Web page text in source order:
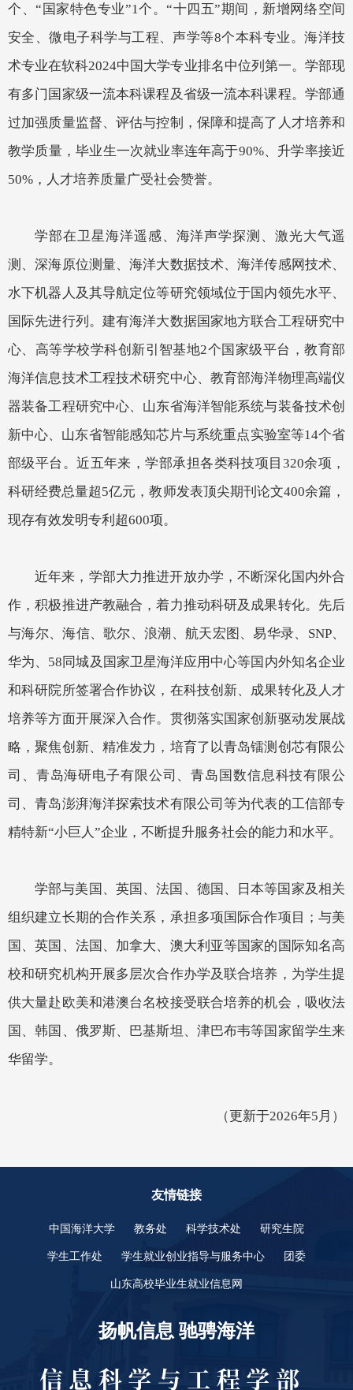
个、“国家特色专业”1个 。“十四五”期间，新增网络空间
安全、微电子科学与工程、声学等8个本科专业。海洋技
术专业在软科2024中国大学专业排名中位列第一。学部现
有多门国家级一流本科课程及省级一流本科课程。学部通
过加强质量监督、评估与控制，保障和提高了人才培养和
教学质量，毕业生一次就业率连年高于90%、升学率接近
50% ，人才培养质量广受社会赞誉。
学部在卫星海洋遥感、海洋声学探测、激光大气遥
测、深海原位测量、海洋大数据技术、海洋传感网技术、
水下机器人及其导航定位等研究领域位于国内领先水平、
国际先进行列。建有海洋大数据国家地方联合工程研究中
心、高等学校学科创新引智基地2个国家级平台，教育部
海洋信息技术工程技术研究中心、教育部海洋物理高端仪
器装备工程研究中心、山东省海洋智能系统与装备技术创
新中心、山东省智能感知芯片与系统重点实验室等14个省
部级平台。近五年来，学部承担各类科技项目 320余项，
科研经费总量超5亿元，教师发表顶尖期刊论文400余篇，
现存有效发明专利超600项。
近年来，学部大力推进开放办学，不断深化国内外合
作，积极推进产教融合，着力推动科研及成果转化。先后
与海尔、海信、歌尔、浪潮、航天宏图、易华录、 SNP、
华为、 58同城及国家卫星海洋应用中心等国内外知名企业
和科研院所签署合作协议，在科技创新、成果转化及人才
培养等方面开展深入合作。贯彻落实国家创新驱动发展战
略，聚焦创新、精准发力，培育了以青岛镭测创芯有限公
司、青岛海研电子有限公司、青岛国数信息科技有限公
司、青岛澎湃海洋探索技术有限公司 等为代表的工信部专
精特新“小巨人”企业，不断提升服务社会的能力和水平。
学部与美国、英国、法国、德国、日本等国家及相关
组织建立长期的合作关系，承担多项国际合作项目；与美
国、英国、法国、加拿大、澳大利亚等国家的国际知名高
校和研究机构开展多层次合作办学及联合培养，为学生提
供大量赴欧美和港澳台名校接受联合培养的机会，吸收法
国、韩国、俄罗斯、巴基斯坦、津巴布韦等国家留学生来
华留学。
（更新于2026年5月）
友情链接
中国海洋大学 教务处 科学技术处 研究生院
学生工作处 学生就业创业指导与服务中心 团委
山东高校毕业生就业信息网
扬帆信息 驰骋海洋